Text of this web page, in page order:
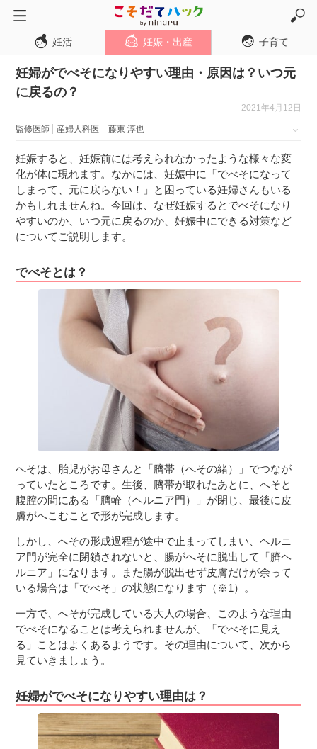
トップページ
妊活
妊娠・出産
妊娠中期
妊娠後期
出産
子育て・育児
０歳児
１歳児
７〜１２歳児
妊活 妊娠・出産 子育て
妊婦がでべそになりやすい理由・原因は？いつ元
に戻るの？
2021年4月12日
監修医師 産婦人科医 藤東 淳也
妊娠すると、妊娠前には考えられなかったような様々な変
化が体に現れます。なかには、妊娠中に「でべそになって
しまって、元に戻らない！」と困っている妊婦さんもいる
かもしれませんね。今回は、なぜ妊娠するとでべそになり
やすいのか、いつ元に戻るのか、妊娠中にできる対策など
についてご説明します。
でべそとは？
へそは、胎児がお母さんと「臍帯（へその緒）」でつなが
っていたところです。生後、臍帯が取れたあとに、へそと
腹腔の間にある「臍輪（ヘルニア門）」が閉じ、最後に皮
膚がへこむことで形が完成します。
しかし、へその形成過程が途中で止まってしまい、ヘルニ
ア門が完全に閉鎖されないと、腸がへそに脱出して「臍ヘ
ルニア」になります。また腸が脱出せず皮膚だけが余って
いる場合は「でべそ」の状態になります（※1）。
一方で、へそが完成している大人の場合、このような理由
でべそになることは考えられませんが、「でべそに見え
る」ことはよくあるようです。その理由について、次から
見ていきましょう。
妊婦がでべそになりやすい理由は？